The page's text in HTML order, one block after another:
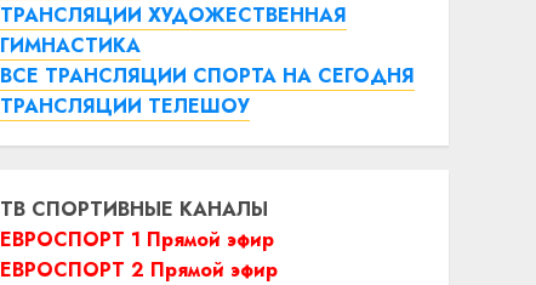
ТРАНСЛЯЦИИ ХУДОЖЕСТВЕННАЯ
ГИМНАСТИКА
ВСЕ ТРАНСЛЯЦИИ СПОРТА НА СЕГОДНЯ
ТРАНСЛЯЦИИ ТЕЛЕШОУ
ТВ СПОРТИВНЫЕ КАНАЛЫ
ЕВРОСПОРТ 1 Прямой эфир
ЕВРОСПОРТ 2 Прямой эфир